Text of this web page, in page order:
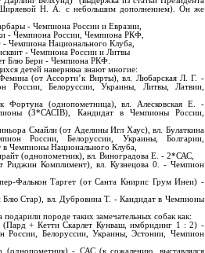
Н. А. с небольшим дополнением). Он же
- Чемпиона России и Евразии,
- Чемпиона России, Чемпиона РКФ,
Чемпиона Национального Клуба,
- Чемпиона России и Литвы
Блю Бери - Чемпиона РКФ.
детей наверняка знают многие:
(от Ассорти’к Вирты), вл. Любарская Л. Г. -
России, Белоруссии, Украины, Литвы, Латвии,
(однопометница), вл. Алесковская Е. -
(З*САСIB), Кандидат в Чемпионы России,
Смайли (от Аделины Игл Хаус), вл. Булаткина
России, Белоруссии, Украины, Болгарии,
Чемпионы Национального Клуба,
(однопометник), вл. Виноградова Е. - 2*САС,
Комплимент), вл. Кузнецова 0. - Чемпион
Фалькон Таргет (от Санта Книрис Грум Инеи) -
Стар), вл. Дубровина Т. - Кандидат в Чемпионы
породе таких замечательных собак как:
+ Кетти Скарлет Кунваш, имбридинг 1 : 2) -
России, Белоруссии, Украины, Эстонии, Чемпион
- САС (к сожалению, выставлялся